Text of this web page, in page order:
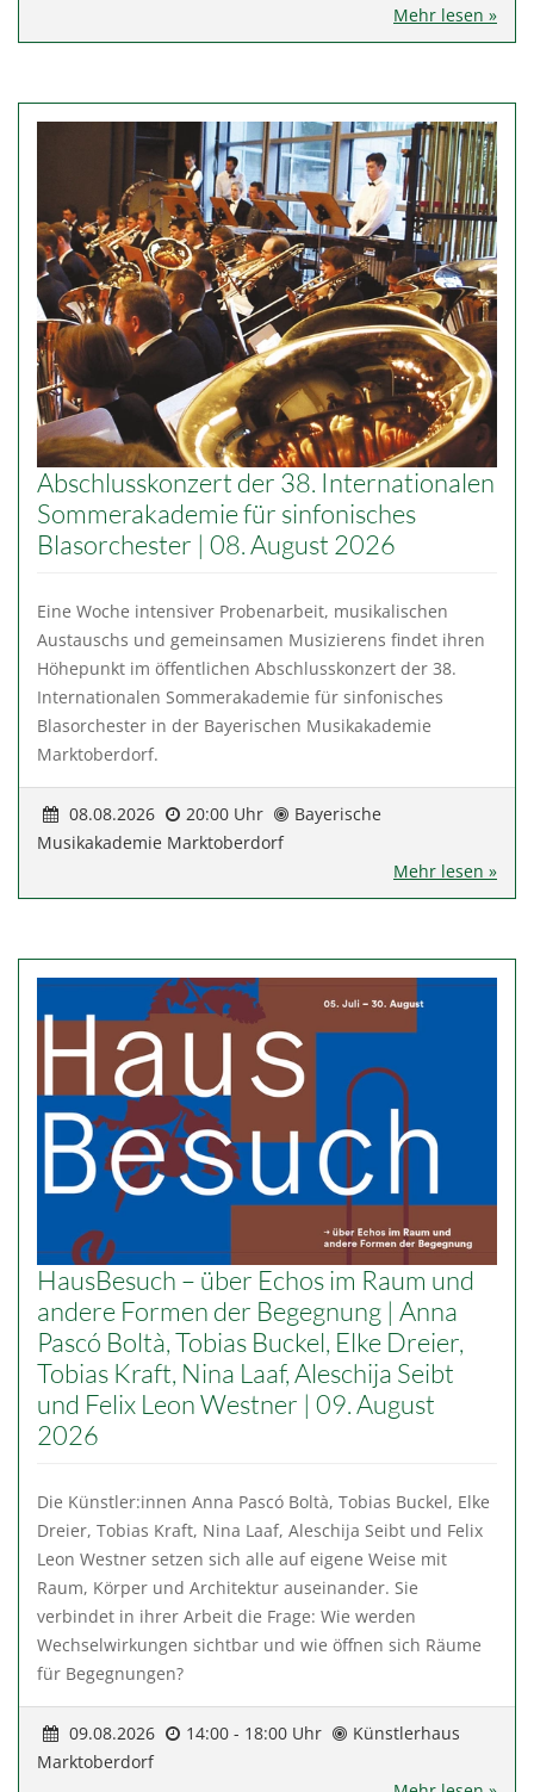
Mehr lesen »
Abschlusskonzert der 38. Internationalen
Sommerakademie für sinfonisches
Blasorchester | 08. August 2026
Eine Woche intensiver Probenarbeit, musikalischen
Austauschs und gemeinsamen Musizierens findet ihren
Höhepunkt im öffentlichen Abschlusskonzert der 38.
Internationalen Sommerakademie für sinfonisches
Blasorchester in der Bayerischen Musikakademie
Marktoberdorf.
08.08.2026 20:00 Uhr
Bayerische
Musikakademie Marktoberdorf
Mehr lesen »
HausBesuch – über Echos im Raum und
andere Formen der Begegnung | Anna
Pascó Boltà, Tobias Buckel, Elke Dreier,
Tobias Kraft, Nina Laaf, Aleschija Seibt
und Felix Leon Westner | 09. August
2026
Die Künstler:innen Anna Pascó Boltà, Tobias Buckel, Elke
Dreier, Tobias Kraft, Nina Laaf, Aleschija Seibt und Felix
Leon Westner setzen sich alle auf eigene Weise mit
Raum, Körper und Architektur auseinander. Sie
verbindet in ihrer Arbeit die Frage: Wie werden
Wechselwirkungen sichtbar und wie öffnen sich Räume
für Begegnungen?
09.08.2026 14:00 - 18:00 Uhr
Künstlerhaus
Marktoberdorf